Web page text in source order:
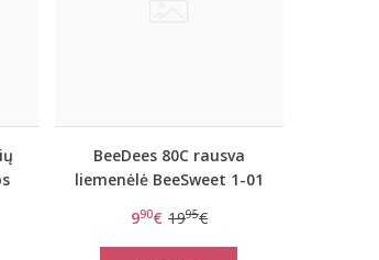
BeeDees 80C rausva
liemenėlė BeeSweet 1-01
990€ 1995€